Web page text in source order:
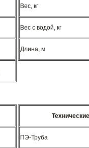
Вес, кг
Вес с водой, кг
Длина, м
ПЭ-Труба